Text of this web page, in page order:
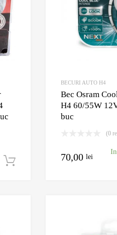
Adaugă în coș
BECURI AUTO H4
Bec Osram
H4 60/55W
buc
(0
70,00 lei